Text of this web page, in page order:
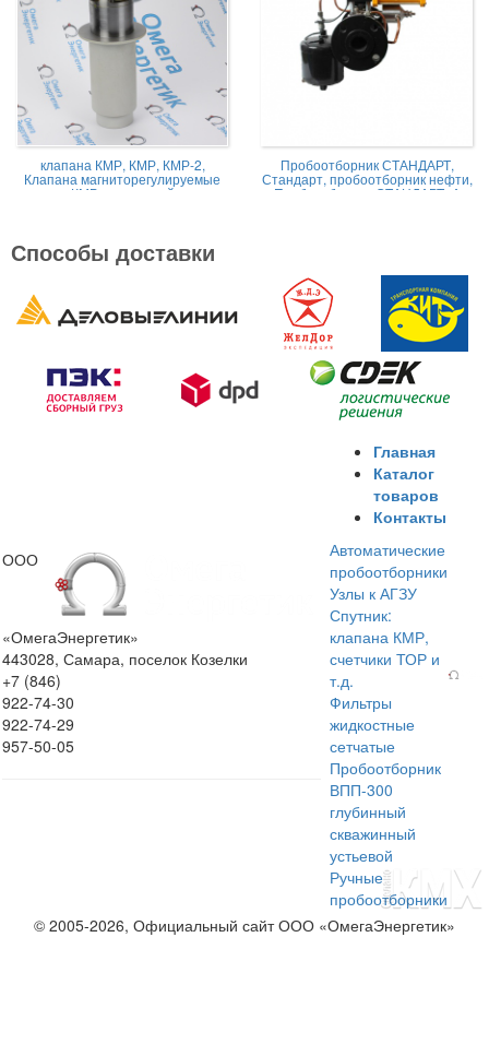
клапана КМР, КМР, КМР-2,
Клапана магниторегулируемые
КМР жидкостной
Пробоотборник СТАНДАРТ,
Стандарт, пробоотборник нефти,
Пробоотборник СТАНДАРТ -А
Способы доставки
ООО
«ОмегаЭнергетик»
443028, Самара, поселок Козелки
+7 (846)
922-74-30
922-74-29
957-50-05
Главная
Каталог
товаров
Контакты
Автоматические
пробоотборники
Узлы к АГЗУ
Спутник:
клапана КМР,
счетчики ТОР и
т.д.
Фильтры
жидкостные
сетчатые
Пробоотборник
ВПП-300
глубинный
скважинный
устьевой
Ручные
пробоотборники
© 2005-2026, Официальный сайт ООО «ОмегаЭнергетик»